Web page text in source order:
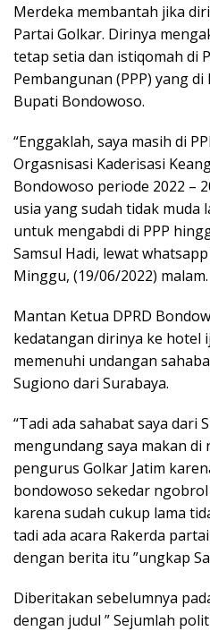
Merdeka membantah jika
Partai Golkar. Dirinya
tetap setia dan istiqomah di
Pembangunan (PPP) yang
Bupati Bondowoso.
“Enggaklah, saya masih di
Orgasnisasi Kaderisasi
Bondowoso periode 2022 –
usia yang sudah tidak muda
untuk mengabdi di PPP
Samsul Hadi, lewat
Minggu, (19/06/2022) malam.
Mantan Ketua DPRD
kedatangan dirinya ke hotel
memenuhi undangan
Sugiono dari Surabaya.
“Tadi ada sahabat saya dari
mengundang saya makan di
pengurus Golkar Jatim
bondowoso sekedar
karena sudah cukup lama
tadi ada acara Rakerda
dengan berita itu ”ungkap
Diberitakan sebelumnya
dengan judul ” Sejumlah